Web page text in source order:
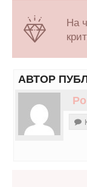
На
АВТОР